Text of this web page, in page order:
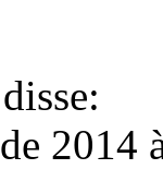
disse:
2014